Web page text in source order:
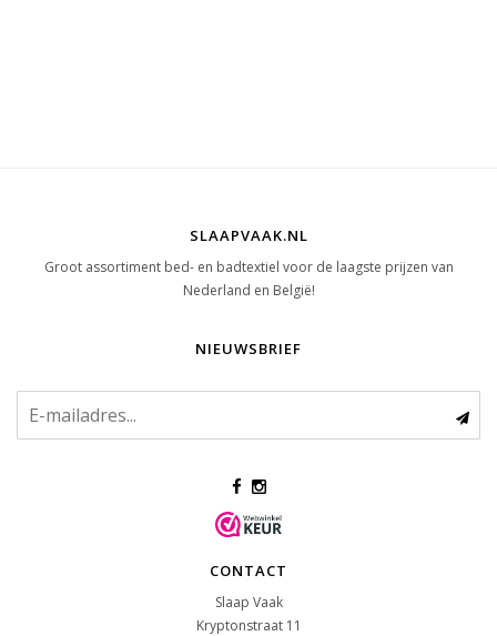
SLAAPVAAK.NL
Groot assortiment bed- en badtextiel voor de laagste prijzen van
Nederland en België!
NIEUWSBRIEF
CONTACT
Slaap Vaak
Kryptonstraat 11